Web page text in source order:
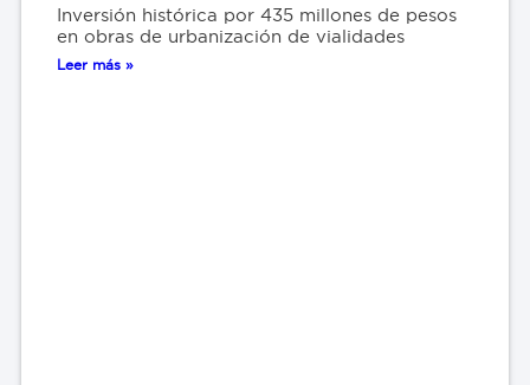
Inversión histórica por 435 millones de pesos
en obras de urbanización de vialidades
Leer más »